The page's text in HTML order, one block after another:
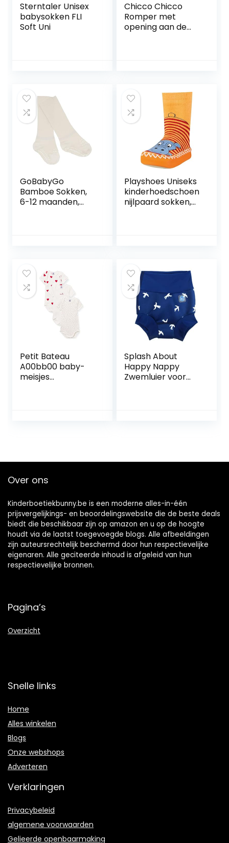
Sterntaler Unisex
babysokken FLI
Soft Uni
Chicco Chicco
Romper met
opening aan de
GoBabyGo
Bamboe Sokken,
6-12 maanden,
Playshoes Uniseks
kinderhoedschoen
nijlpaard sokken,
Petit Bateau
A00bb00 baby-
meisjes
Splash About
Happy Nappy
Zwemluier voor
Over ons
Kinderboetiekbunny.be is een moderne alles-in-één
prijsvergelijkings- en beoordelingswebsite die de beste deals
biedt die beschikbaar zijn op amazon en u op de hoogte
houdt via de laatst toegevoegde blogs. Alle afbeeldingen
zijn auteursrechtelijk beschermd door hun respectievelijke
eigenaren. Alle geciteerde inhoud is afgeleid van hun
respectievelijke bronnen.
Pagina’s
Overzicht
Snelle links
Home
Alles winkelen
Blogs
Onze webshops
Adverteren
Verklaringen
Privacybeleid
algemene voorwaarden
Gelieerde openbaarmaking